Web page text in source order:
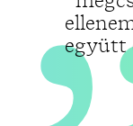
együtt